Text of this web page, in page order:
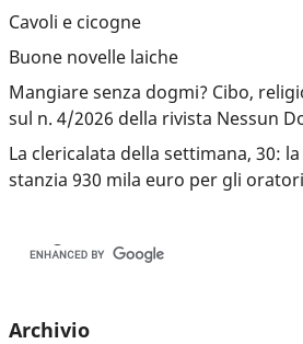
Cavoli e cicogne
Buone novelle laiche
Mangiare senza dogmi? Cibo,
sul n. 4/2026 della rivista Nessun
La clericalata della settimana, 30:
stanzia 930 mila euro per gli oratori
Archivio